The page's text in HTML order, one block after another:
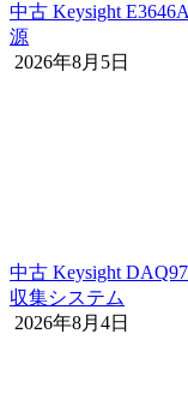
中古 Keysight
源
2026年8月5日
中古 Keysight
収集システム
2026年8月4日